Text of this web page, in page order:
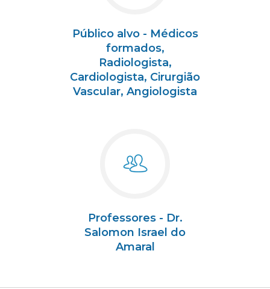
Público alvo - Médicos
formados,
Radiologista,
Cardiologista, Cirurgião
Vascular, Angiologista
Professores - Dr.
Salomon Israel do
Amaral